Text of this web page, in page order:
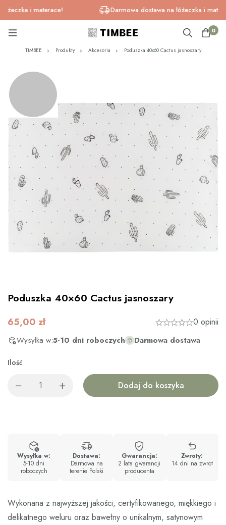
i materace! Darmowa dostawa na łóżeczka i
0
TIMBEE Produkty Akcesoria Poduszka 40x60 Cactus jasnoszary
Poduszka 40×60 Cactus jasnoszary
65,00 zł 0 opinii
Wysyłka w:5-10 dni roboczych Darmowa dostawa
Ilość
Dodaj do koszyka
Wysyłka w:
5-10 dni
roboczych
Dostawa:
Darmowa na
terenie Polski
Gwarancja:
2 lata gwarancji
producenta
Zwroty:
14 dni na zwrot
Wykonana z najwyższej jakości, certyfikowanego, miękkiego i
delikatnego weluru oraz bawełny o unikalnym, satynowym